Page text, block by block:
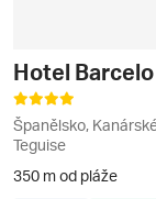
Hotel
Španělsko,
Teguise
350 m od pláže